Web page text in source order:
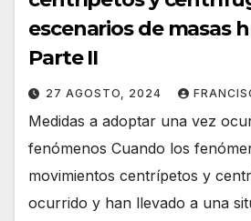
escenarios de masas
Parte II
27 AGOSTO, 2024
Medidas a adoptar una vez
fenómenos Cuando los
movimientos centrípetos y
ocurrido y han llevado a una